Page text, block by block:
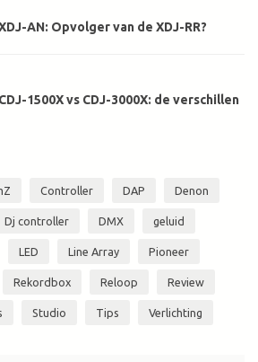
AN: Opvolger van de XDJ-RR?
1500X vs CDJ-3000X: de verschillen
Controller DAP Denon
Dj controller DMX geluid
LED Line Array Pioneer
Rekordbox Reloop Review
Studio Tips Verlichting